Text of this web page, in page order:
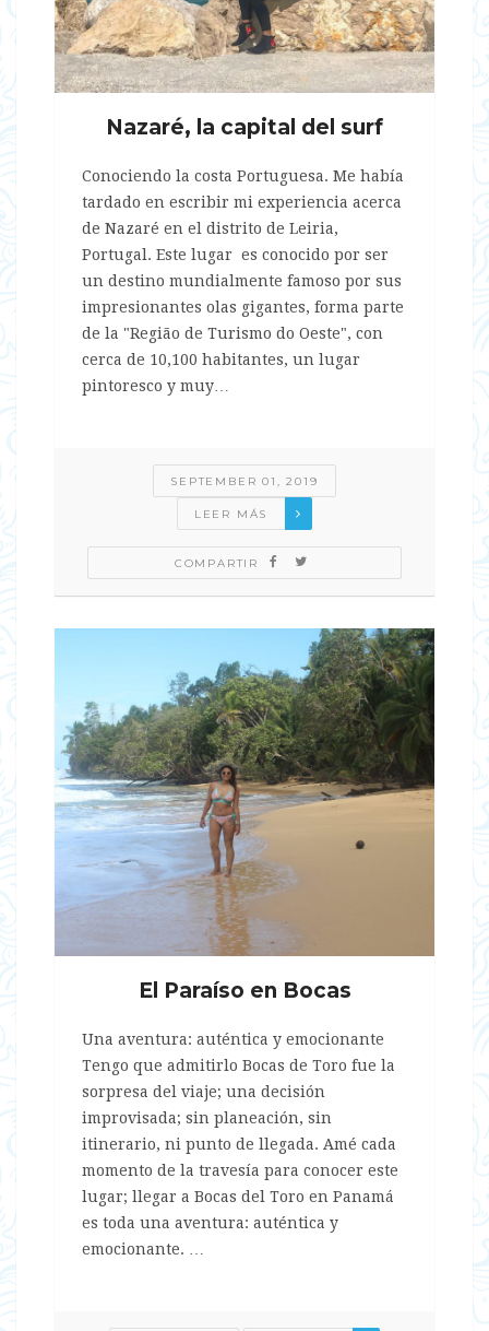
Nazaré, la capital del surf
Conociendo la costa Portuguesa. Me había
tardado en escribir mi experiencia acerca
de Nazaré en el distrito de Leiria,
Portugal. Este lugar es conocido por ser
un destino mundialmente famoso por sus
impresionantes olas gigantes, forma parte
de la "Região de Turismo do Oeste", con
cerca de 10,100 habitantes, un lugar
pintoresco y muy…
SEPTEMBER 01, 2019
LEER MÁS
COMPARTIR
El Paraíso en Bocas
Una aventura: auténtica y emocionante
Tengo que admitirlo Bocas de Toro fue la
sorpresa del viaje; una decisión
improvisada; sin planeación, sin
itinerario, ni punto de llegada. Amé cada
momento de la travesía para conocer este
lugar; llegar a Bocas del Toro en Panamá
es toda una aventura: auténtica y
emocionante. …